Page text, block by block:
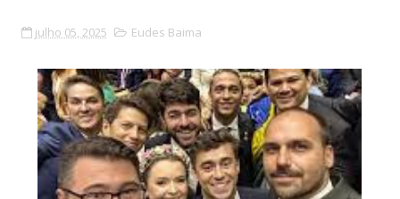
julho 05, 2025 Eudes Baima